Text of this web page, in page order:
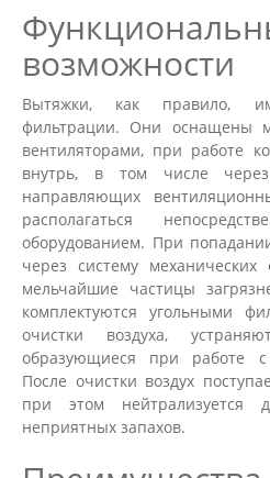
возможности
Вытяжки, как правило,
фильтрации. Они оснащены
вентиляторами, при работе
внутрь, в том числе
направляющих
располагаться
оборудованием. При
через систему
мельчайшие частицы
комплектуются угольными
очистки воздуха,
образующиеся при работе
После очистки воздух
при этом нейтрализуется
неприятных запахов.